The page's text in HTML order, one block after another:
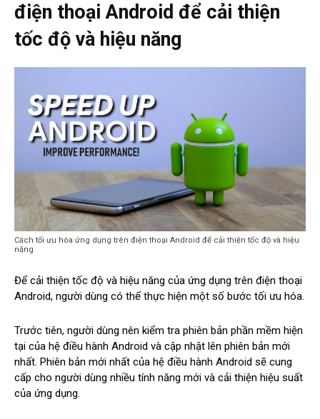
điện thoại Android để cải thiện
tốc độ và hiệu năng
Cách tối ưu hóa ứng dụng trên điện thoại Android để cải thiện tốc độ và hiệu
năng
Để cải thiện tốc độ và hiệu năng của ứng dụng trên điện thoại
Android, người dùng có thể thực hiện một số bước tối ưu hóa.
Trước tiên, người dùng nên kiểm tra phiên bản phần mềm hiện
tại của hệ điều hành Android và cập nhật lên phiên bản mới
nhất. Phiên bản mới nhất của hệ điều hành Android sẽ cung
cấp cho người dùng nhiều tính năng mới và cải thiện hiệu suất
của ứng dụng.